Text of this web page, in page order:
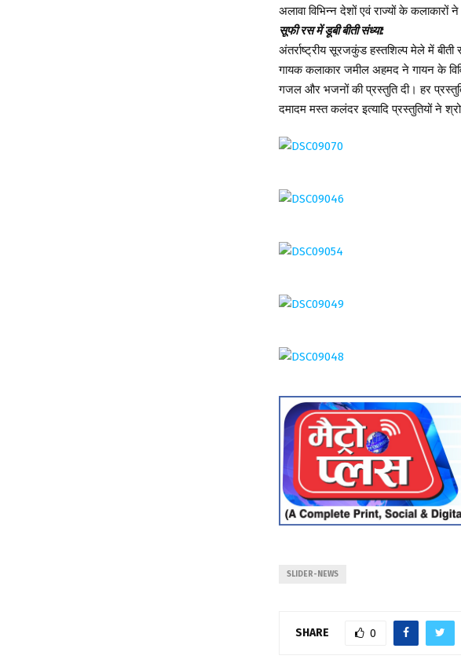
अलावा विभिन्न देशों एवं राज्यों के कलाकारों
सूफी रस में डूबी बीती संध्या:
अंतर्राष्ट्रीय सूरजकुंड हस्तशिल्प मेले में
गायक कलाकार जमील अहमद ने गायन के
गजल और भजनों की प्रस्तुति दी। हर
दमादम मस्त कलंदर इत्यादि प्रस्तुतियों ने
SLIDER-NEWS
SHARE 0